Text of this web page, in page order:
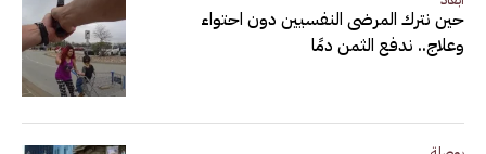
حين نترك المرضى النفسيين دون احتواء
وعلاج.. ندفع الثمن دمًا